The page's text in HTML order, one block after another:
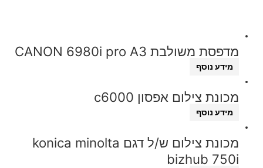
מדפסת משולבת CANON 6980i pro A3
מידע נוסף
מכונת צילום אפסון c6000
מידע נוסף
מכונת צילום ש/ל דגם konica minolta
bizhub 750i